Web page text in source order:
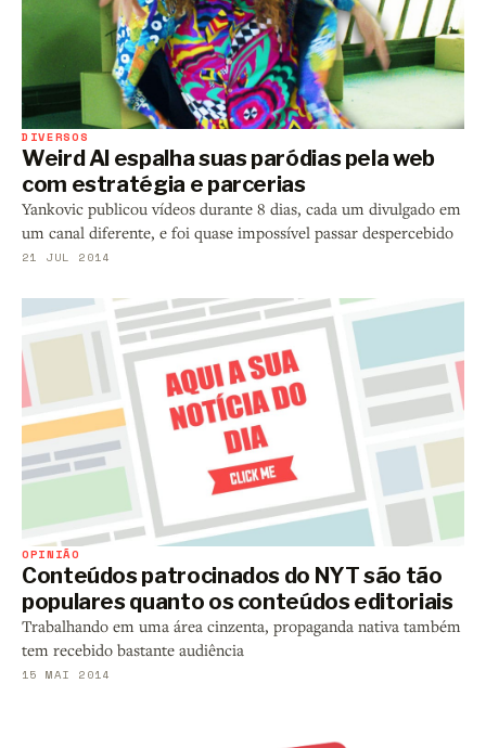
DIVERSOS
Weird Al espalha suas paródias pela web
com estratégia e parcerias
Yankovic publicou vídeos durante 8 dias, cada um divulgado em
um canal diferente, e foi quase impossível passar despercebido
21 JUL 2014
OPINIÃO
Conteúdos patrocinados do NYT são tão
populares quanto os conteúdos editoriais
Trabalhando em uma área cinzenta, propaganda nativa também
tem recebido bastante audiência
15 MAI 2014